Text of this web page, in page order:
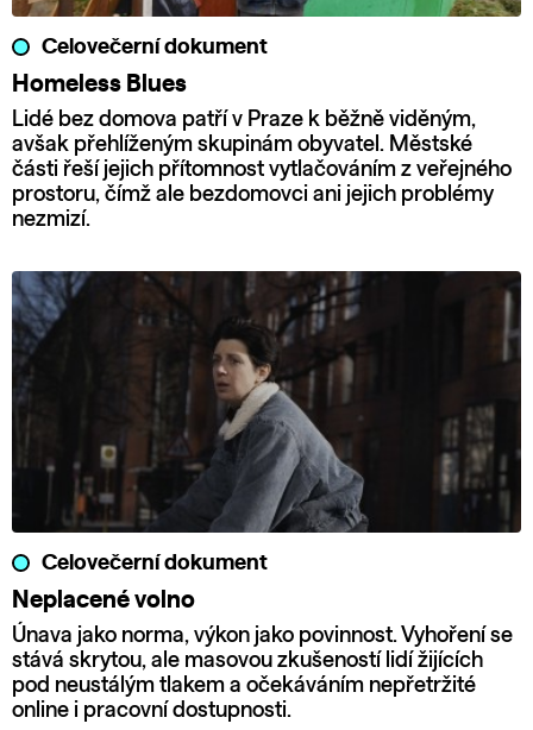
Celovečerní dokument
Homeless Blues
Lidé bez domova patří v Praze k běžně viděným,
avšak přehlíženým skupinám obyvatel. Městské
části řeší jejich přítomnost vytlačováním z veřejného
prostoru, čímž ale bezdomovci ani jejich problémy
nezmizí.
Celovečerní dokument
Neplacené volno
Únava jako norma, výkon jako povinnost. Vyhoření se
stává skrytou, ale masovou zkušeností lidí žijících
pod neustálým tlakem a očekáváním nepřetržité
online i pracovní dostupnosti.